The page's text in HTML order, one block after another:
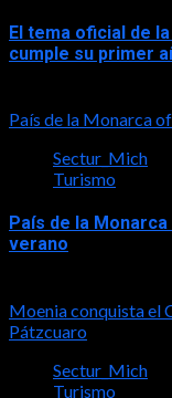
El tema oficial de
cumple su primer
País de la Monarca
Sectur_Mich
Turismo
País de la
verano
Moenia conquista el
Pátzcuaro
Sectur_Mich
Turismo